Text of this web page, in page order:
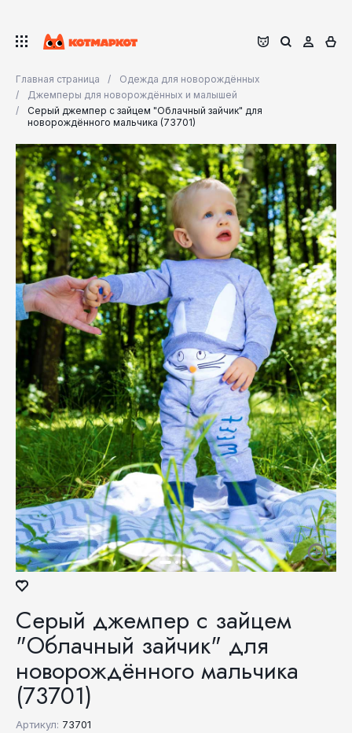
Главная страница
Одежда для новорождённых
Джемперы для новорождённых и малышей
Серый джемпер с зайцем "Облачный зайчик" для
новорождённого мальчика (73701)
Серый джемпер с зайцем
"Облачный зайчик" для
новорождённого мальчика
(73701)
Артикул: 73701